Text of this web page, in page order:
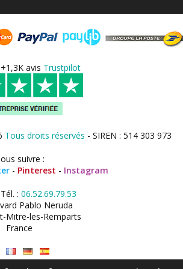
avis Trustpilot
Tous droits réservés - SIREN : 514 303 973
suivre :
- Pinterest - Instagram
: 06.52.69.79.53
Pablo Neruda
Mitre-les-Remparts
France